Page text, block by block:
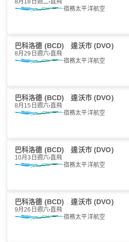
8月18日週二 直飛
宿務太平洋航空
巴科洛德 (BCD) 達沃市 (DVO)
8月29日週六 直飛
宿務太平洋航空
巴科洛德 (BCD) 達沃市 (DVO)
8月15日週六 直飛
宿務太平洋航空
巴科洛德 (BCD) 達沃市 (DVO)
10月3日週六 直飛
宿務太平洋航空
巴科洛德 (BCD) 達沃市 (DVO)
9月26日週六 直飛
宿務太平洋航空